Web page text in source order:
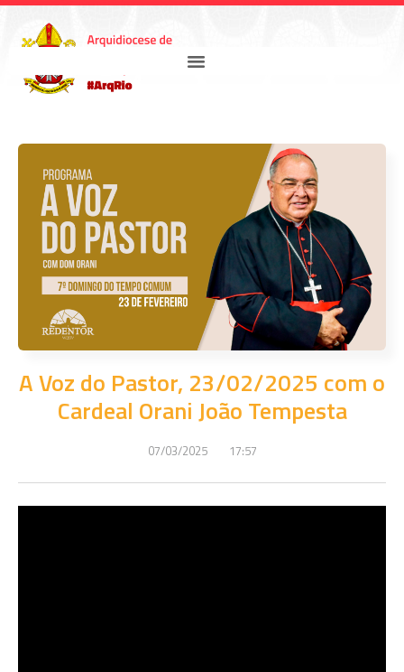
A Voz do Pastor, 23/02/2025 com o
Cardeal Orani João Tempesta
07/03/2025 17:57